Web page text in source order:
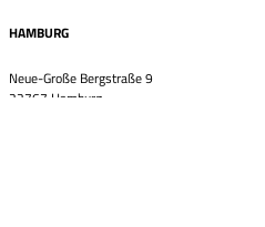
HAMBURG
Neue-Große Bergstraße 9
22767 Hamburg